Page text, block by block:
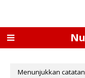
Menunjukkan